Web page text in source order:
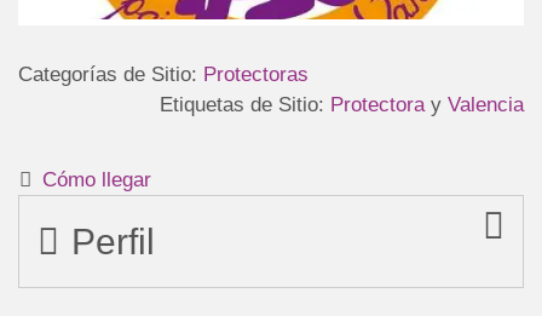
Categorías de Sitio: Protectoras
Etiquetas de Sitio: Protectora y Valencia
Cómo llegar
Perfil